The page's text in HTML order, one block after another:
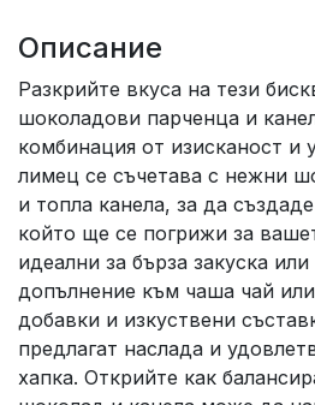
Описание
Разкрийте вкуса на тези
шоколадови парченца и
комбинация от изисканост и
лимец се съчетава с нежни
и топла канела, за да
който ще се погрижи за
идеални за бърза закуска
допълнение към чаша чай
добавки и изкуствени
предлагат наслада и
хапка. Открийте как